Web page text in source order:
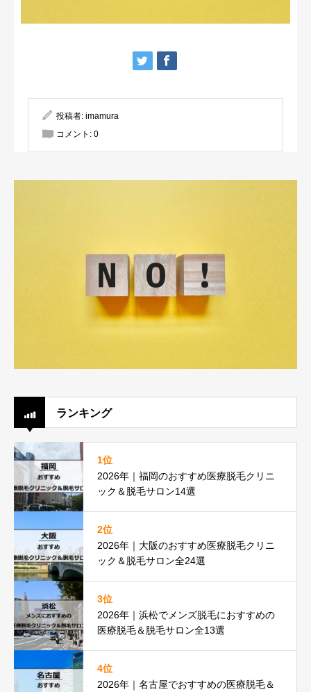
投稿者: imamura
コメント: 0
ランキング
1位
2026年｜福岡のおすすめ医療脱毛クリニ
ック＆脱毛サロン14選
2位
2026年｜大阪のおすすめ医療脱毛クリニ
ック＆脱毛サロン全24選
3位
2026年｜浜松でメンズ脱毛におすすめの
医療脱毛＆脱毛サロン全13選
4位
2026年｜名古屋でおすすめの医療脱毛＆